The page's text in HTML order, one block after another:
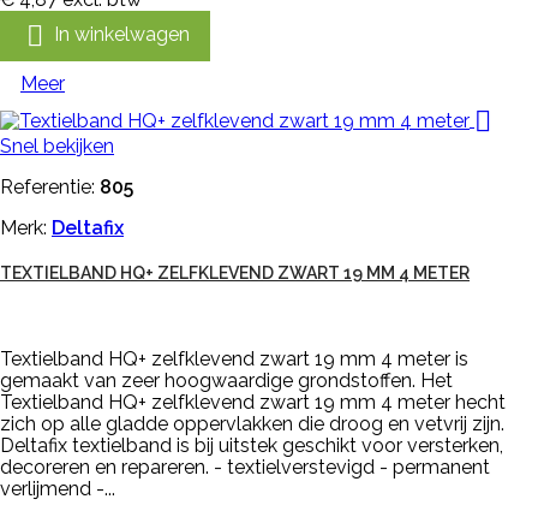
 In winkelwagen
Meer

Snel bekijken
Referentie: 805
Merk: Deltafix
TEXTIELBAND HQ+ ZELFKLEVEND ZWART 19 MM 4 METER
Textielband HQ+ zelfklevend zwart 19 mm 4 meter is
gemaakt van zeer hoogwaardige grondstoffen. Het
Textielband HQ+ zelfklevend zwart 19 mm 4 meter hecht
zich op alle gladde oppervlakken die droog en vetvrij zijn.
Deltafix textielband is bij uitstek geschikt voor versterken,
decoreren en repareren. - textielverstevigd - permanent
verlijmend -...